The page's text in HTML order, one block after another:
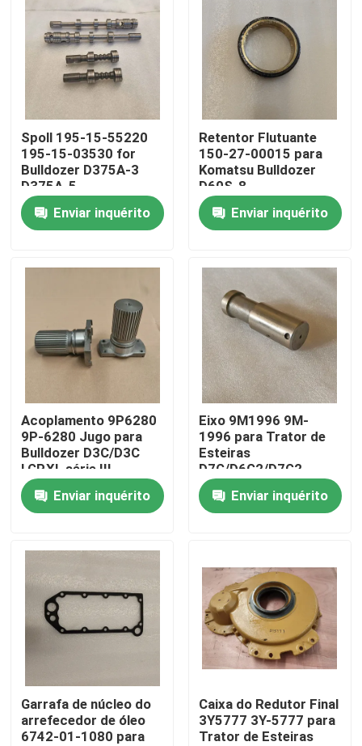
Produtos
Sobre nós
Visita à fábrica
Contacte-nos
Notícias
baixar
Blogue
Spoll 195-15-55220
195-15-03530 for
Bulldozer D375A-3
D375A-5
Enviar inquérito
Retentor Flutuante
150-27-00015 para
Komatsu Bulldozer
D60S-8
Enviar inquérito
Acoplamento 9P6280
9P-6280 Jugo para
Bulldozer D3C/D3C
LGP,XL série III
Enviar inquérito
Eixo 9M1996 9M-
1996 para Trator de
Esteiras
D7G/D6G2/D7G2
Enviar inquérito
Garrafa de núcleo do
arrefecedor de óleo
6742-01-1080 para
Caixa do Redutor Final
3Y5777 3Y-5777 para
Trator de Esteiras